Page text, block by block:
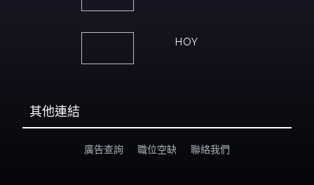
HOY
其他連結
廣告查詢 職位空缺 聯絡我們